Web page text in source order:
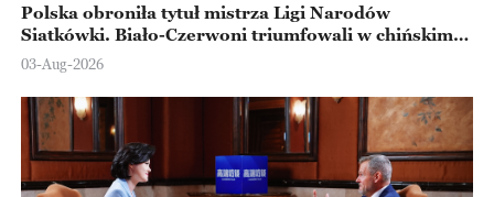
Polska obroniła tytuł mistrza Ligi Narodów
Siatkówki. Biało-Czerwoni triumfowali w chińskim
Ningbo
03-Aug-2026